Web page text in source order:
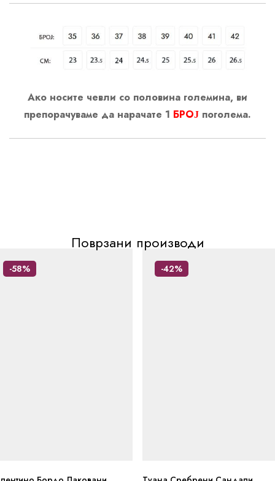
Ако носите чевли со половина големина, ви
препорачуваме да нарачате 1 БРОЈ поголема.
Поврзани производи
-58% -42%